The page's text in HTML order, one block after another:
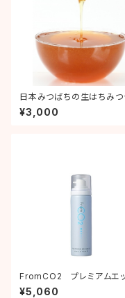
日本みつばちの生はちみ
3はちみつ 100g
¥3,000
FromCO2 プレミアムエ
ンス(炭酸美容液) 50ｇ
¥5,060